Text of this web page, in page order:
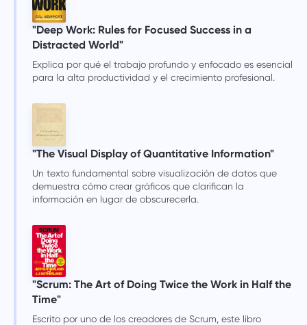
"Deep Work: Rules for Focused Success in a
Distracted World"
Explica por qué el trabajo profundo y enfocado es esencial
para la alta productividad y el crecimiento profesional.
"The Visual Display of Quantitative Information"
Un texto fundamental sobre visualización de datos que
demuestra cómo crear gráficos que clarifican la
información en lugar de obscurecerla.
"Scrum: The Art of Doing Twice the Work in Half the
Time"
Escrito por uno de los creadores de Scrum, este libro